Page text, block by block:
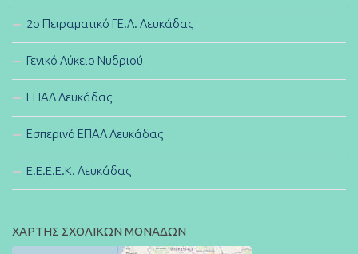
2ο Πειραματικό ΓΕ.Λ. Λευκάδας
Γενικό Λύκειο Νυδριού
ΕΠΑΛ Λευκάδας
Εσπερινό ΕΠΑΛ Λευκάδας
E.E.E.E.K. Λευκάδας
ΧΑΡΤΗΣ ΣΧΟΛΙΚΩΝ ΜΟΝΑΔΩΝ